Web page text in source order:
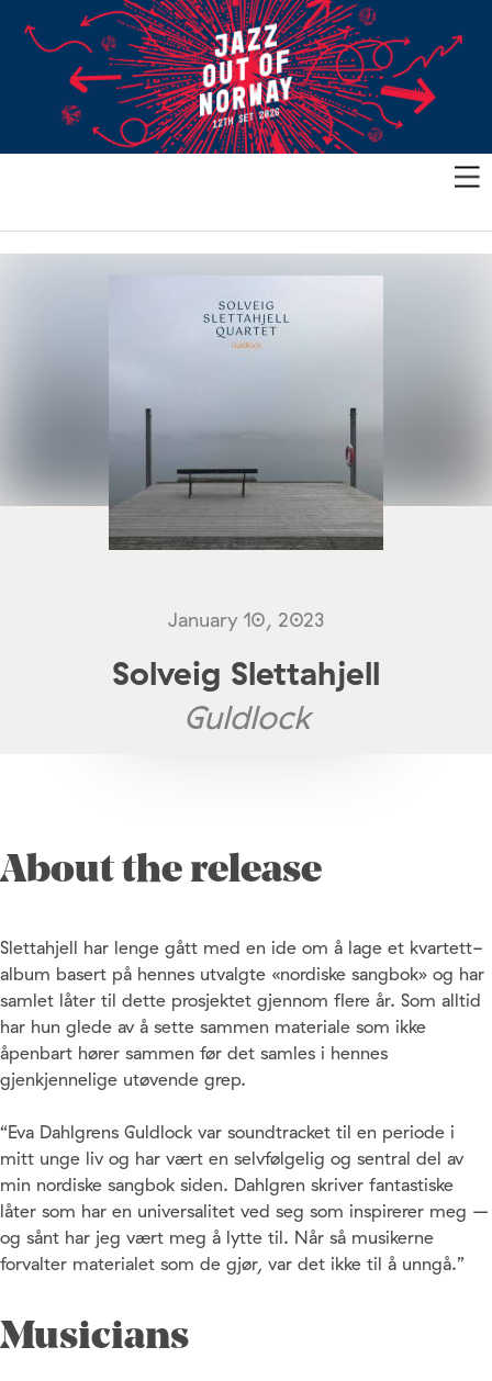
January 10, 2023
Solveig Slettahjell
Guldlock
About the release
Slettahjell har lenge gått med en ide om å lage et kvartett-
album basert på hennes utvalgte «nordiske sangbok» og har
samlet låter til dette prosjektet gjennom flere år. Som alltid
har hun glede av å sette sammen materiale som ikke
åpenbart hører sammen før det samles i hennes
gjenkjennelige utøvende grep.
“Eva Dahlgrens Guldlock var soundtracket til en periode i
mitt unge liv og har vært en selvfølgelig og sentral del av
min nordiske sangbok siden. Dahlgren skriver fantastiske
låter som har en universalitet ved seg som inspirerer meg –
og sånt har jeg vært meg å lytte til. Når så musikerne
forvalter materialet som de gjør, var det ikke til å unngå.”
Musicians